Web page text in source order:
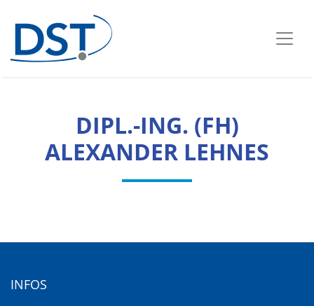
DIPL.-ING. (FH)
ALEXANDER LEHNES
INFOS